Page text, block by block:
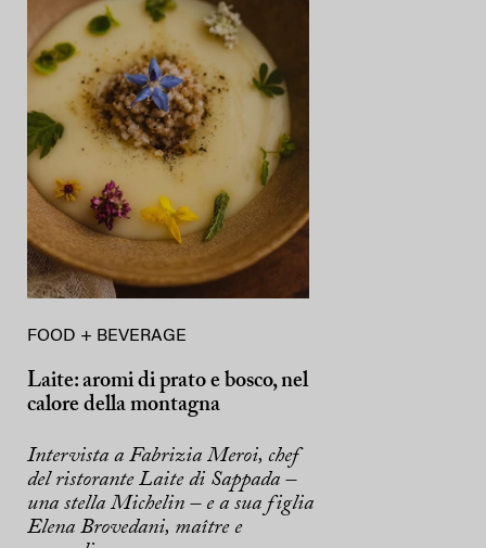
FOOD + BEVERAGE
Laite: aromi di prato e bosco, nel
calore della montagna
Intervista a Fabrizia Meroi, chef
del ristorante Laite di Sappada –
una stella Michelin – e a sua figlia
Elena Brovedani, maître e